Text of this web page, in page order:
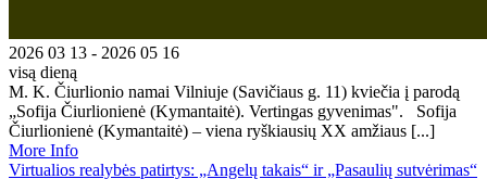
2026 03 13 - 2026 05 16
visą dieną
M. K. Čiurlionio namai Vilniuje (Savičiaus g. 11) kviečia į parodą
„Sofija Čiurlionienė (Kymantaitė). Vertingas gyvenimas". Sofija
Čiurlionienė (Kymantaitė) – viena ryškiausių XX amžiaus [...]
More Info
Virtualios realybės patirtys: „Angelų takais“ ir „Pasaulių sutvėrimas“